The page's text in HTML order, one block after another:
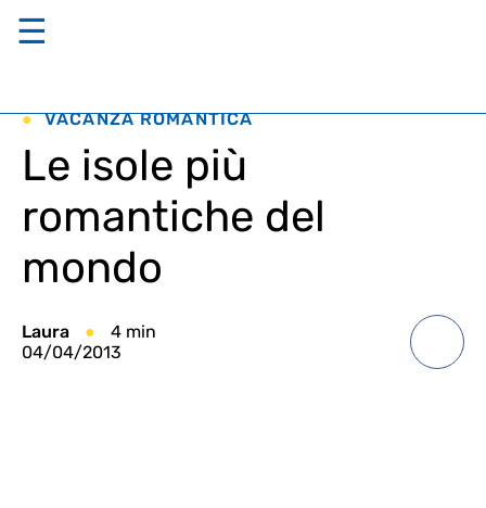
☰
VACANZA ROMANTICA
Le isole più
romantiche del
mondo
Laura
4 min
04/04/2013